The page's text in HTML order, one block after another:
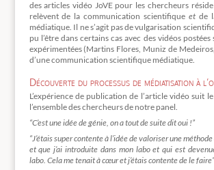
des articles vidéo JoVE pour les chercheurs
relèvent de la communication scientifique etde
médiatique. Il ne s’agit pas de vulgarisation
pu l’être dans certains cas avec des vidéos
expérimentées (Martins Flores, Muniz de
d’une communication scientifique médiatique.
Découverte du processus de médiatisation à
L’expérience de publication de l’article vidéo suit
l’ensemble des chercheurs de notre panel.
“C’est une idée de génie, on a tout de suite dit oui !”
“J’étais super contente à l’idée de valoriser une
et que j’ai introduite dans mon labo et qui est
labo. Cela me tenait à cœur et j’étais contente de le faire”